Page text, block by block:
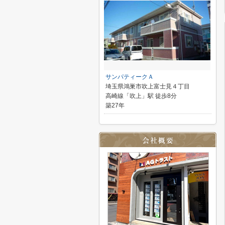
サンパティークＡ
埼玉県鴻巣市吹上富士見４丁目
高崎線「吹上」駅 徒歩8分
築27年